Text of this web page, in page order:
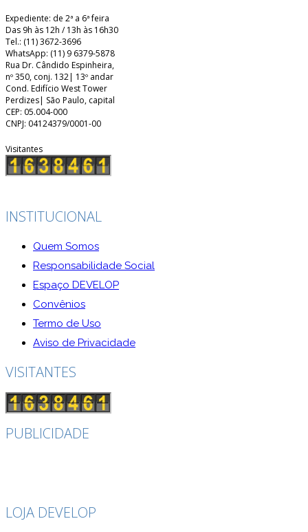
Expediente: de 2ª a 6ª feira
Das 9h às 12h / 13h às 16h30
Tel.: (11) 3672-3696
WhatsApp: (11) 9 6379-5878
Rua Dr. Cândido Espinheira,
nº 350, conj. 132| 13º andar
Cond. Edifício West Tower
Perdizes| São Paulo, capital
CEP: 05.004-000
CNPJ: 04124379/0001-00
Visitantes
INSTITUCIONAL
Quem Somos
Responsabilidade Social
Espaço DEVELOP
Convênios
Termo de Uso
Aviso de Privacidade
VISITANTES
PUBLICIDADE
LOJA DEVELOP